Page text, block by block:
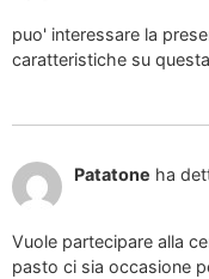
puo' interessare la
caratteristiche su
Patatone ha
Vuole partecipare alla
pasto ci sia occasione